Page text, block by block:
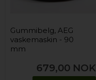
Gummibelg, AEG
vaskemaskin - 90
mm
679,00 NOK